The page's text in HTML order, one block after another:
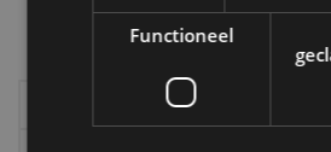
Meer
Alle categorieën van
Elektrisch
Functioneel